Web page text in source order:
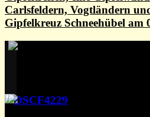
Carlsfeldern, Vogtländern
Gipfelkreuz Schneehübel am